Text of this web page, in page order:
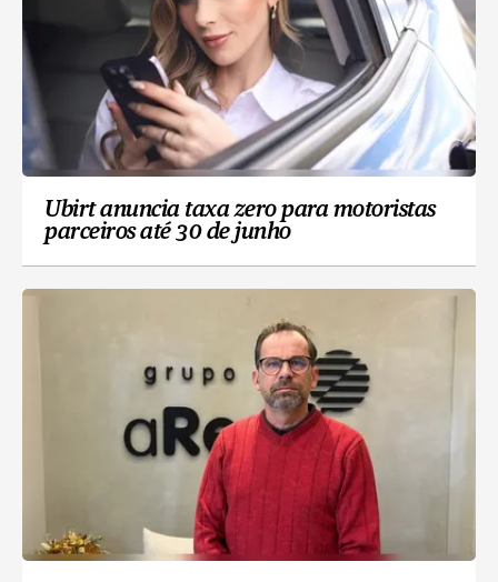
Ubirt anuncia taxa zero para motoristas
parceiros até 30 de junho